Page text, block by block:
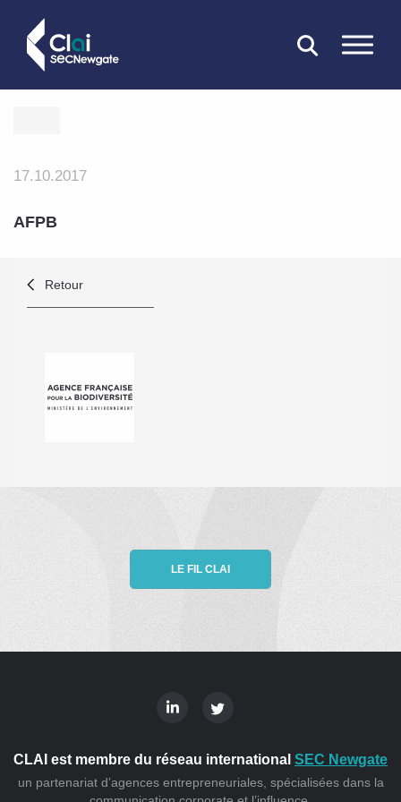
FERMER
17.10.2017
AFPB
Retour
LE FIL CLAI
CLAI est membre du réseau international SEC Newgate
un partenariat d’agences entrepreneuriales, spécialisées dans la